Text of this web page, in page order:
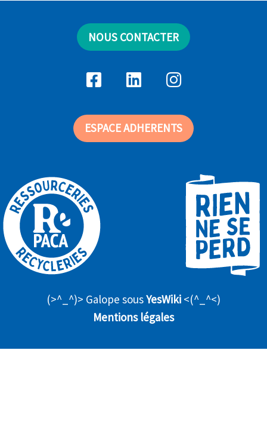
NOUS CONTACTER
ESPACE ADHERENTS
(>^_^)> Galope sousYesWiki <(^_^<)
Mentions légales